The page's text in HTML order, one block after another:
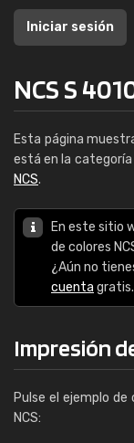
Iniciar sesión
NCS S
Esta página
está en la categoría
NCS.
En este sitio
de colores
¿Aún no
cuenta gratis.
Impresión
Pulse el ejemplo
NCS: